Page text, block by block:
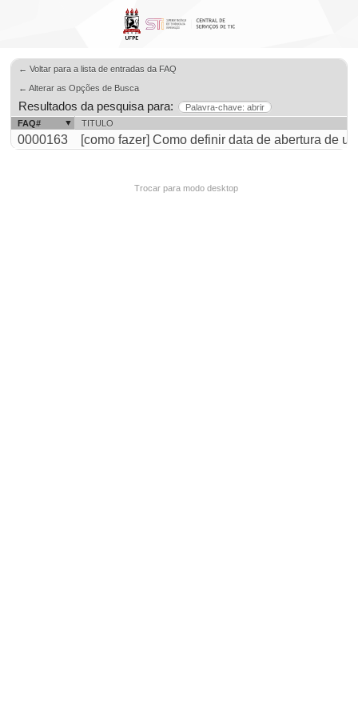
← Voltar para a lista de entradas da FAQ
← Alterar as Opções de Busca
Resultados da pesquisa para:
Palavra-chave: abrir
FAQ#
TITULO
0000163 [como fazer] Como definir data de abertura de
Trocar para modo desktop